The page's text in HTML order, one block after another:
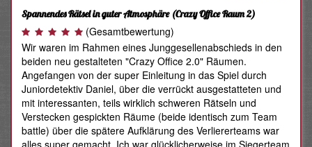
Spannendes Rätsel in guter Atmosphäre(Crazy Office Raum 2)
(Gesamtbewertung)
Wir waren im Rahmen eines Junggesellenabschieds in den
beiden neu gestalteten "Crazy Office 2.0" Räumen.
Angefangen von der super Einleitung in das Spiel durch
Juniordetektiv Daniel, über die verrückt ausgestatteten und
mit interessanten, teils wirklich schweren Rätseln und
Verstecken gespickten Räume (beide identisch zum Team
battle) über die spätere Aufklärung des Verliererteams war